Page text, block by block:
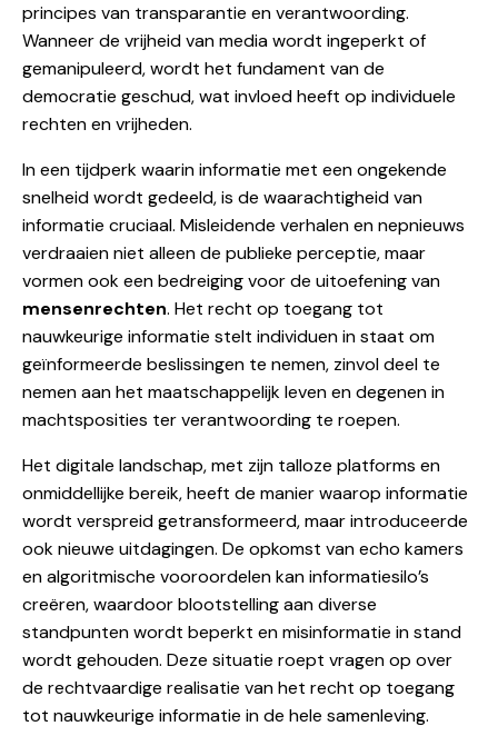
principes van transparantie en verantwoording.
Wanneer de vrijheid van media wordt ingeperkt of
gemanipuleerd, wordt het fundament van de
democratie geschud, wat invloed heeft op individuele
rechten en vrijheden.
In een tijdperk waarin informatie met een ongekende
snelheid wordt gedeeld, is de waarachtigheid van
informatie cruciaal. Misleidende verhalen en nepnieuws
verdraaien niet alleen de publieke perceptie, maar
vormen ook een bedreiging voor de uitoefening van
mensenrechten. Het recht op toegang tot
nauwkeurige informatie stelt individuen in staat om
geïnformeerde beslissingen te nemen, zinvol deel te
nemen aan het maatschappelijk leven en degenen in
machtsposities ter verantwoording te roepen.
Het digitale landschap, met zijn talloze platforms en
onmiddellijke bereik, heeft de manier waarop informatie
wordt verspreid getransformeerd, maar introduceerde
ook nieuwe uitdagingen. De opkomst van echo kamers
en algoritmische vooroordelen kan informatiesilo’s
creëren, waardoor blootstelling aan diverse
standpunten wordt beperkt en misinformatie in stand
wordt gehouden. Deze situatie roept vragen op over
de rechtvaardige realisatie van het recht op toegang
tot nauwkeurige informatie in de hele samenleving.